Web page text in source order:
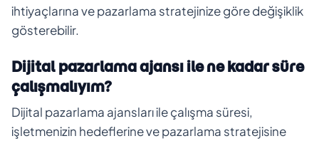
ihtiyaçlarına ve pazarlama stratejinize göre değişiklik
gösterebilir.
Dijital pazarlama ajansı ile ne kadar süre
çalışmalıyım?
Dijital pazarlama ajansları ile çalışma süresi,
işletmenizin hedeflerine ve pazarlama stratejisine